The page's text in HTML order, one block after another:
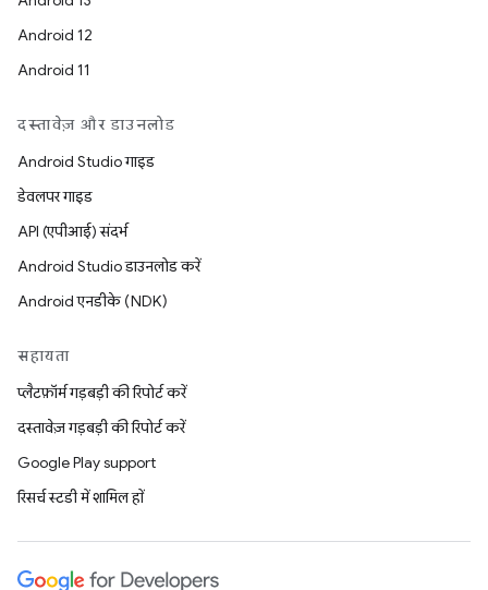
Android 12
Android 11
दस्तावेज़ और डाउनलोड
Android Studio गाइड
डेवलपर गाइड
API (एपीआई) संदर्भ
Android Studio डाउनलोड करें
Android एनडीके (NDK)
सहायता
प्लैटफ़ॉर्म गड़बड़ी की रिपोर्ट करें
दस्तावेज़ गड़बड़ी की रिपोर्ट करें
Google Play support
रिसर्च स्टडी में शामिल हों